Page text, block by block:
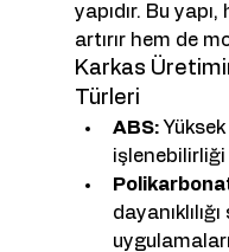
yapıdır. Bu
artırır hem de
Karkas
Türleri
ABS:
işlenebilirliği